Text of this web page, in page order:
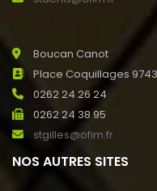
Boucan Canot
Place Coquillages
0262 24 26 24
0262 24 38 95
stgilles@ofim.fr
NOS AUTRES SITES